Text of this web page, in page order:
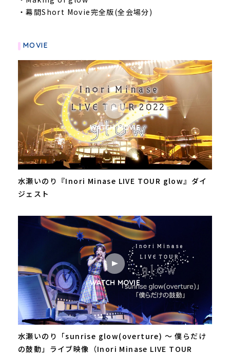
・幕間Short Movie完全版(全会場分)
MOVIE
WATCH MOVIE
水瀬いのり『Inori Minase LIVE TOUR glow』ダイ
ジェスト
WATCH MOVIE
水瀬いのり「sunrise glow(overture) 〜 僕らだけ
の鼓動」ライブ映像（Inori Minase LIVE TOUR